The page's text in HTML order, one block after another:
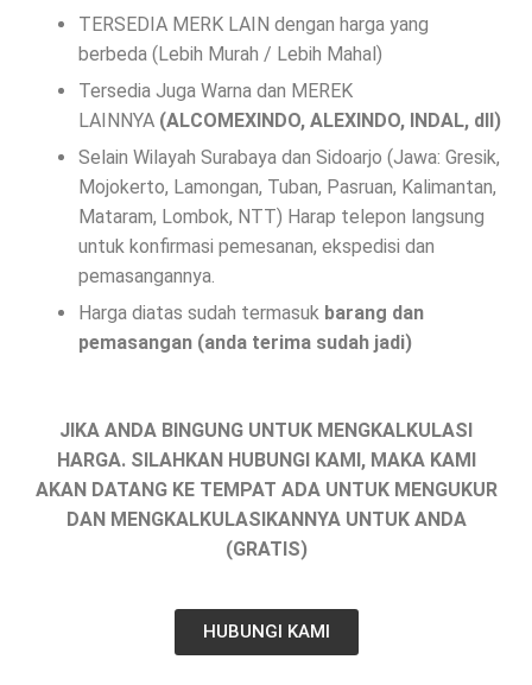
TERSEDIA MERK LAIN dengan harga yang
berbeda (Lebih Murah / Lebih Mahal)
Tersedia Juga Warna dan MEREK
LAINNYA (ALCOMEXINDO, ALEXINDO, INDAL, dll)
Selain Wilayah Surabaya dan Sidoarjo (Jawa: Gresik,
Mojokerto, Lamongan, Tuban, Pasruan, Kalimantan,
Mataram, Lombok, NTT) Harap telepon langsung
untuk konfirmasi pemesanan, ekspedisi dan
pemasangannya.
Harga diatas sudah termasuk barang dan
pemasangan (anda terima sudah jadi)
JIKA ANDA BINGUNG UNTUK MENGKALKULASI
HARGA. SILAHKAN HUBUNGI KAMI, MAKA KAMI
AKAN DATANG KE TEMPAT ADA UNTUK MENGUKUR
DAN MENGKALKULASIKANNYA UNTUK ANDA
(GRATIS)
HUBUNGI KAMI